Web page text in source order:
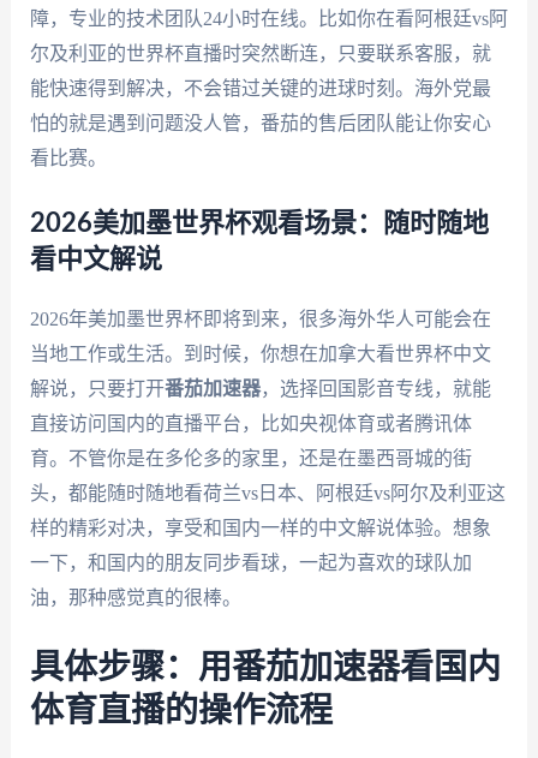
障，专业的技术团队24小时在线。比如你在看阿根廷vs阿
尔及利亚的世界杯直播时突然断连，只要联系客服，就
能快速得到解决，不会错过关键的进球时刻。海外党最
怕的就是遇到问题没人管，番茄的售后团队能让你安心
看比赛。
2026美加墨世界杯观看场景：随时随地
看中文解说
2026年美加墨世界杯即将到来，很多海外华人可能会在
当地工作或生活。到时候，你想在加拿大看世界杯中文
解说，只要打开番茄加速器，选择回国影音专线，就能
直接访问国内的直播平台，比如央视体育或者腾讯体
育。不管你是在多伦多的家里，还是在墨西哥城的街
头，都能随时随地看荷兰vs日本、阿根廷vs阿尔及利亚这
样的精彩对决，享受和国内一样的中文解说体验。想象
一下，和国内的朋友同步看球，一起为喜欢的球队加
油，那种感觉真的很棒。
具体步骤：用番茄加速器看国内
体育直播的操作流程